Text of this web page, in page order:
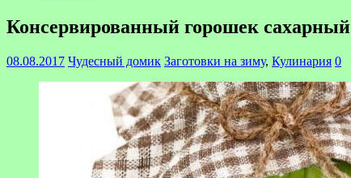
Консервированный горошек сахарный
08.08.2017 Чудесный домик Заготовки на зиму, Кулинария 0